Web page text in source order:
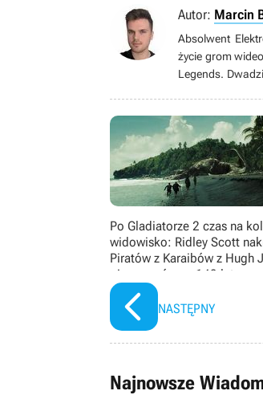
Autor: Marcin
Absolwent
życie grom
Legends.
czas na
Po Gladiatorze 2 czas na
widowisko: Ridley Scott
Piratów z Karaibów z Hugh
pierwowzór ma 143 lata
NASTĘPNY
Najnowsze